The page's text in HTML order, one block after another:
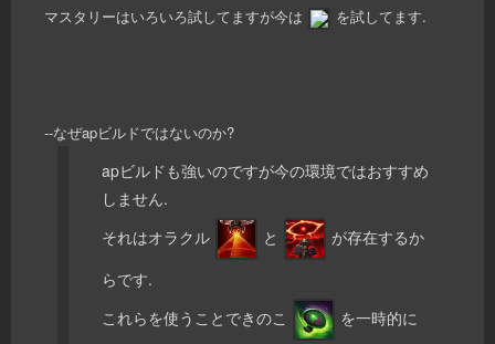
マスタリーはいろいろ試してますが今は
を試してます.
--なぜapビルドではないのか?
apビルドも強いのですが今の環境ではおすすめ
しません.
それはオラクル
と
が存在するか
らです.
これらを使うことできのこ
を一時的に